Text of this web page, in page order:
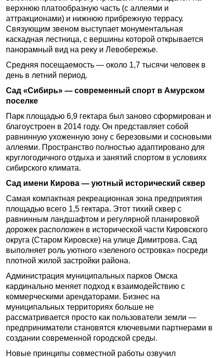
верхнюю платообразную часть (с аллеями и
аттракционами) и нижнюю прибрежную террасу.
Связующим звеном выступает монументальная
каскадная лестница, с вершины которой открывается
панорамный вид на реку и Левобережье.
Средняя посещаемость — около 1,7 тысячи человек в
день в летний период.
Сад «Сибирь» — современный спорт в Амурском
поселке
Парк площадью 6,9 гектара был заново сформирован и
благоустроен в 2014 году. Он представляет собой
равнинную ухоженную зону с березовыми и сосновыми
аллеями. Пространство полностью адаптировано для
круглогодичного отдыха и занятий спортом в условиях
сибирского климата.
Сад имени Кирова — уютный исторический сквер
Самая компактная рекреационная зона предприятия
площадью всего 1,5 гектара. Этот тихий сквер с
равнинным ландшафтом и регулярной планировкой
дорожек расположен в исторической части Кировского
округа (Старом Кировске) на улице Димитрова. Сад
выполняет роль уютного «зеленого островка» посреди
плотной жилой застройки района.
Администрация муниципальных парков Омска
кардинально меняет подход к взаимодействию с
коммерческими арендаторами. Бизнес на
муниципальных территориях больше не
рассматривается просто как пользователи земли —
предприниматели становятся ключевыми партнерами в
создании современной городской среды.
Новые принципы совместной работы озвучил